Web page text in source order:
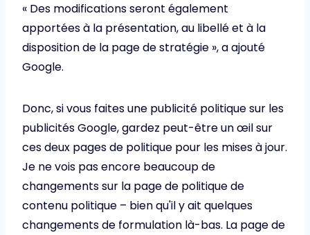
« Des modifications seront également
apportées à la présentation, au libellé et à la
disposition de la page de stratégie », a ajouté
Google.
Donc, si vous faites une publicité politique sur les
publicités Google, gardez peut-être un œil sur
ces deux pages de politique pour les mises à jour.
Je ne vois pas encore beaucoup de
changements sur la page de politique de
contenu politique – bien qu'il y ait quelques
changements de formulation là-bas. La page de